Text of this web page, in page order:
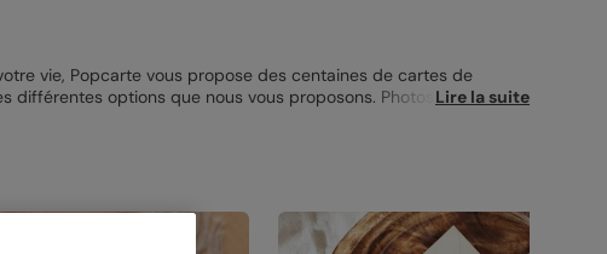
vie, Popcarte vous propose des centaines de cartes de
différentes options que nous vous proposons. Photos, textes,
Lire la suite